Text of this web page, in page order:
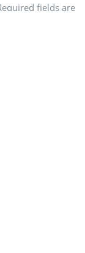
fields are